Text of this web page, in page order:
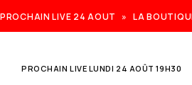
PROCHAIN LIVE 24 AOUT » LA
PROCHAIN LIVE LUNDI 24 AOÛT 19H30